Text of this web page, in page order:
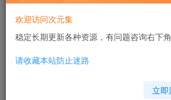
欢迎访问次元集
稳定长期更新各种资源，有问题咨询右下角
请收藏本站防止迷路
立即